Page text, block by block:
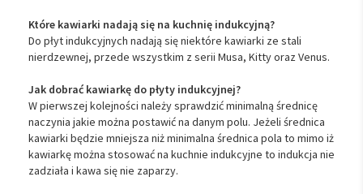
Które kawiarki nadają się na kuchnię indukcyjną?
Do płyt indukcyjnych nadają się niektóre kawiarki ze stali
nierdzewnej, przede wszystkim z serii Musa, Kitty oraz Venus.
Jak dobrać kawiarkę do płyty indukcyjnej?
W pierwszej kolejności należy sprawdzić minimalną średnicę
naczynia jakie można postawić na danym polu. Jeżeli średnica
kawiarki będzie mniejsza niż minimalna średnica pola to mimo iż
kawiarkę można stosować na kuchnie indukcyjne to indukcja nie
zadziała i kawa się nie zaparzy.